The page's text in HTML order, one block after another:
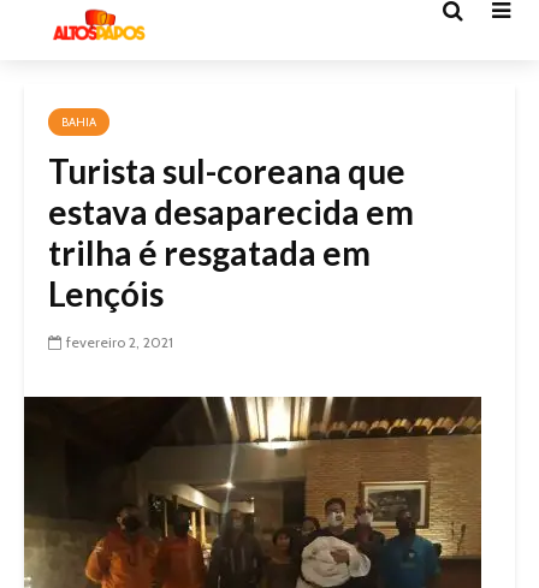
BAHIA
Turista sul-coreana que
estava desaparecida em
trilha é resgatada em
Lençóis
fevereiro 2, 2021